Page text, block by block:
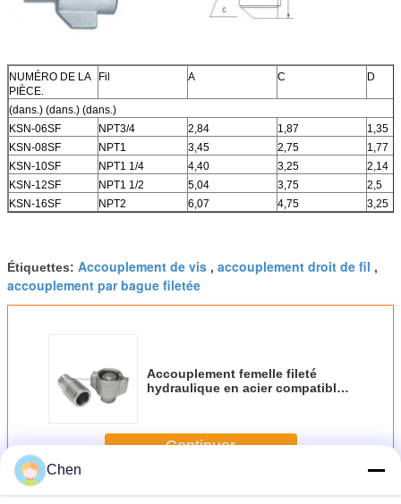
NUMÉRO DE LA
PIÈCE.
Fil A C D
(dans.) (dans.) (dans.)
KSN-06SF
NPT3/4 2,84 1,87
1,35
KSN-08SF
NPT1 3,45 2,75
1,77
KSN-10SF
NPT1 1/4 4,40 3,25
2,14
KSN-12SF
NPT1 1/2 5,04 3,75
2,5
KSN-16SF
NPT2 6,07 4,75 3,25
Étiquettes: Accouplement de vis , accouplement droit de fil ,
accouplement par bague filetée
Accouplement femelle fileté
hydraulique en acier compatible
Continuer
PlusFileté vite reliez
Chen